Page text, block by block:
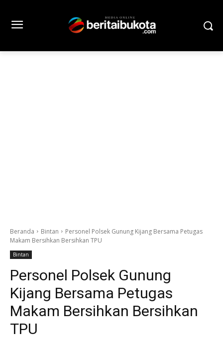
Beranda Bintan
Personel Polsek Gunung Kijang Bersama Petugas
Makam Bersihkan Bersihkan TPU
Bintan
Personel Polsek Gunung
Kijang Bersama Petugas
Makam Bersihkan Bersihkan
TPU